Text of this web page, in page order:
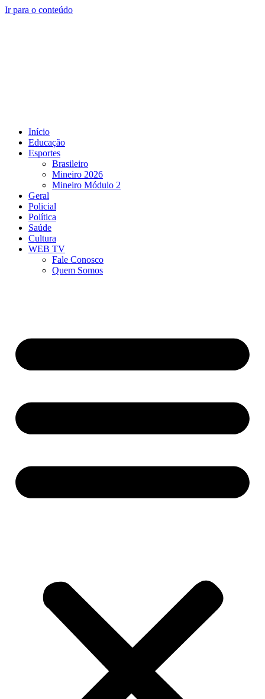
Ir para o conteúdo
Início
Educação
Esportes
Brasileiro
Mineiro 2026
Mineiro Módulo 2
Geral
Policial
Política
Saúde
Cultura
WEB TV
Fale Conosco
Quem Somos